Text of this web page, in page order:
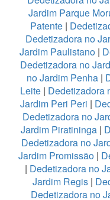
Jardim Parque
Patente |
Dedetizadora no
Jardim Paulistano|
Dedetizadora no
no Jardim Penha|
Leite | Dedetizadora
Jardim Peri Peri |
Dedetizadora no
Jardim Piratininga|
Dedetizadora no
Jardim Promissão|
| Dedetizadora no
Jardim Regis|
Dedetizadora no